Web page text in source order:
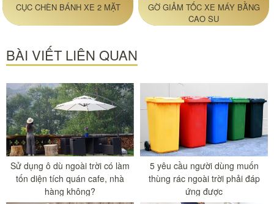
CỤC CHÈN BÁNH XE 2 MẶT
GỜ GIẢM TỐC XE MÁY BẰNG
CAO SU
BÀI VIẾT LIÊN QUAN
Sử dụng ô dù ngoài trời có làm
tốn diện tích quán cafe, nhà
hàng không?
5 yêu cầu người dùng muốn
thùng rác ngoài trời phải đáp
ứng được